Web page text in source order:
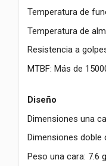
Temperatura de
Temperatura de
Resistencia a
MTBF: Más de
Diseño
Dimensiones una
Dimensiones doble
Peso una cara: 7.6 g